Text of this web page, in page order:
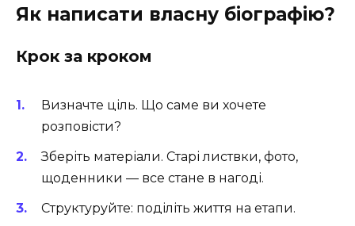
Як написати власну біографію?
Крок за кроком
Визначте ціль. Що саме ви хочете
розповісти?
Зберіть матеріали. Старі листвки, фото,
щоденники — все стане в нагоді.
Структуруйте: поділіть життя на етапи.